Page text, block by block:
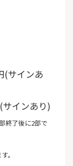
サインあ
インあり)
終了後に2部で
。